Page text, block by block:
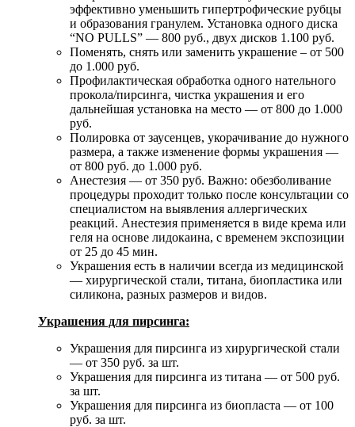
эффективно уменьшить гипертрофические рубцы
и образования гранулем. Установка одного диска
“NO PULLS” — 800 руб., двух дисков 1.100 руб.
Поменять, снять или заменить украшение – от 500
до 1.000 руб.
Профилактическая обработка одного нательного
прокола/пирсинга, чистка украшения и его
дальнейшая установка на место — от 800 до 1.000
руб.
Полировка от заусенцев, укорачивание до нужного
размера, а также изменение формы украшения —
от 800 руб. до 1.000 руб.
Анестезия — от 350 руб. Важно: обезболивание
процедуры проходит только после консультации со
специалистом на выявления аллергических
реакций. Анестезия применяется в виде крема или
геля на основе лидокаина, с временем экспозиции
от 25 до 45 мин.
Украшения есть в наличии всегда из медицинской
— хирургической стали, титана, биопластика или
силикона, разных размеров и видов.
Украшения для пирсинга:
Украшения для пирсинга из хирургической стали
— от 350 руб. за шт.
Украшения для пирсинга из титана — от 500 руб.
за шт.
Украшения для пирсинга из биопласта — от 100
руб. за шт.